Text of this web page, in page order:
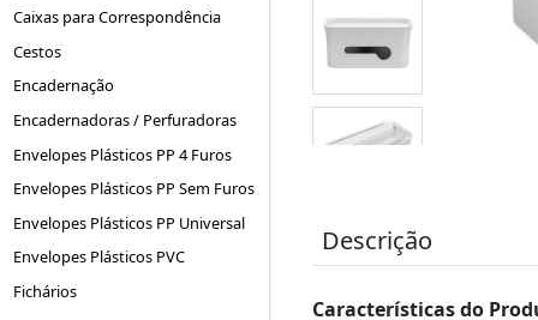
Caixas para Correspondência
Cestos
Encadernação
Encadernadoras / Perfuradoras
Envelopes Plásticos PP 4 Furos
Envelopes Plásticos PP Sem Furos
Envelopes Plásticos PP Universal
Envelopes Plásticos PVC
Fichários
Descrição
Características do